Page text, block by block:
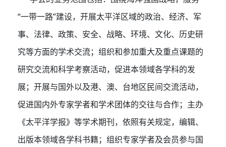
“一带一路”建设，开展太平洋区域的政治、经济、军
事、法律、政策、安全、战略、环境、文化、历史研
究等方面的学术交流；组织和参加重大及重点课题的
研究交流和科学考察活动，促进本领域各学科的发
展；开展与国外以及港、澳、台地区民间交流活动，
促进国内外专家学者和学术团体的交往与合作；主办
《太平洋学报》等学术期刊，依照有关规定，编辑、
出版本领域各学科书籍；组织专家学者及会员参与国